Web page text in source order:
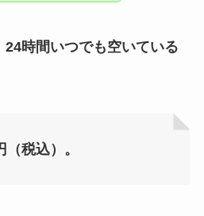
24時間いつでも空いている
税込）。